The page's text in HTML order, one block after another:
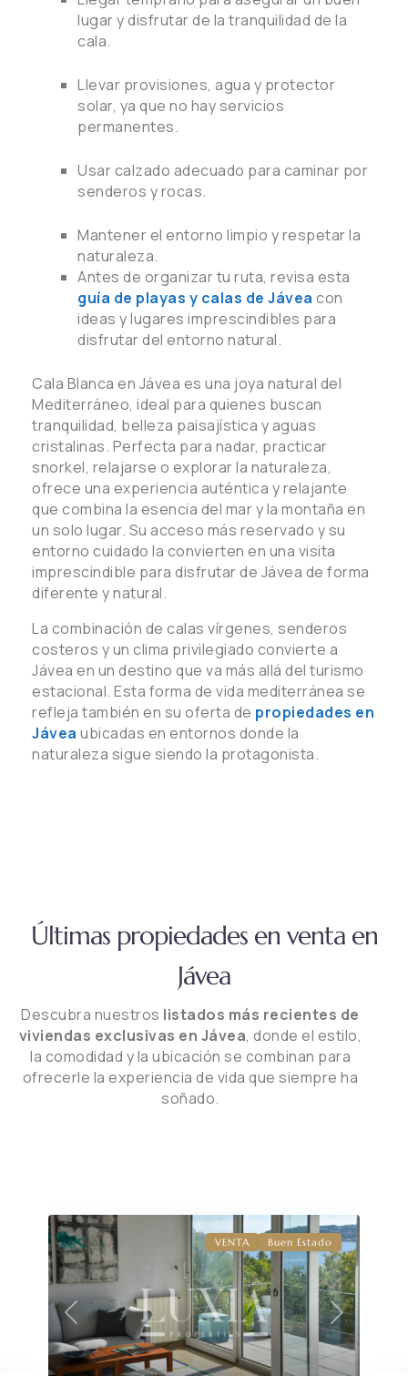
lugar y disfrutar de la tranquilidad de la
cala.
Llevar provisiones, agua y protector
solar, ya que no hay servicios
permanentes.
Usar calzado adecuado para caminar por
senderos y rocas.
Mantener el entorno limpio y respetar la
naturaleza.
Antes de organizar tu ruta, revisa esta
guía de playas y calas de Jávea con
ideas y lugares imprescindibles para
disfrutar del entorno natural.
Cala Blanca en Jávea es una joya natural del
Mediterráneo, ideal para quienes buscan
tranquilidad, belleza paisajística y aguas
cristalinas. Perfecta para nadar, practicar
snorkel, relajarse o explorar la naturaleza,
ofrece una experiencia auténtica y relajante
que combina la esencia del mar y la montaña en
un solo lugar. Su acceso más reservado y su
entorno cuidado la convierten en una visita
imprescindible para disfrutar de Jávea de forma
diferente y natural.
La combinación de calas vírgenes, senderos
costeros y un clima privilegiado convierte a
Jávea en un destino que va más allá del turismo
estacional. Esta forma de vida mediterránea se
refleja también en su oferta de propiedades en
Jávea ubicadas en entornos donde la
naturaleza sigue siendo la protagonista.
Últimas propiedades en venta en
Jávea
Descubra nuestros listados más recientes de
viviendas exclusivas en Jávea, donde el estilo,
la comodidad y la ubicación se combinan para
ofrecerle la experiencia de vida que siempre ha
soñado.
Previous Next
VENTA Buen Estado